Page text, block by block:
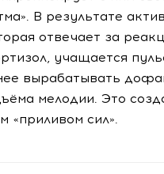
В результате
отвечает за
учащается
вырабатывать
мелодии. Это
«приливом сил».